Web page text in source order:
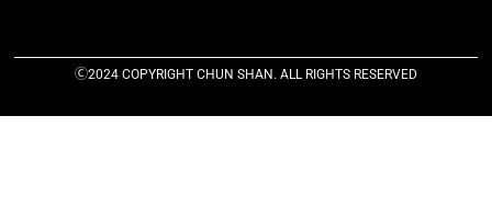
Ⓒ2024 COPYRIGHT CHUN SHAN. ALL RIGHTS RESERVED